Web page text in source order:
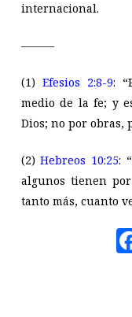
internacional.
———
(1)Efesios 2:8-9:
medio de la fe; y
Dios; no por obras,
(2)Hebreos 10:25:
algunos tienen
tanto más, cuanto